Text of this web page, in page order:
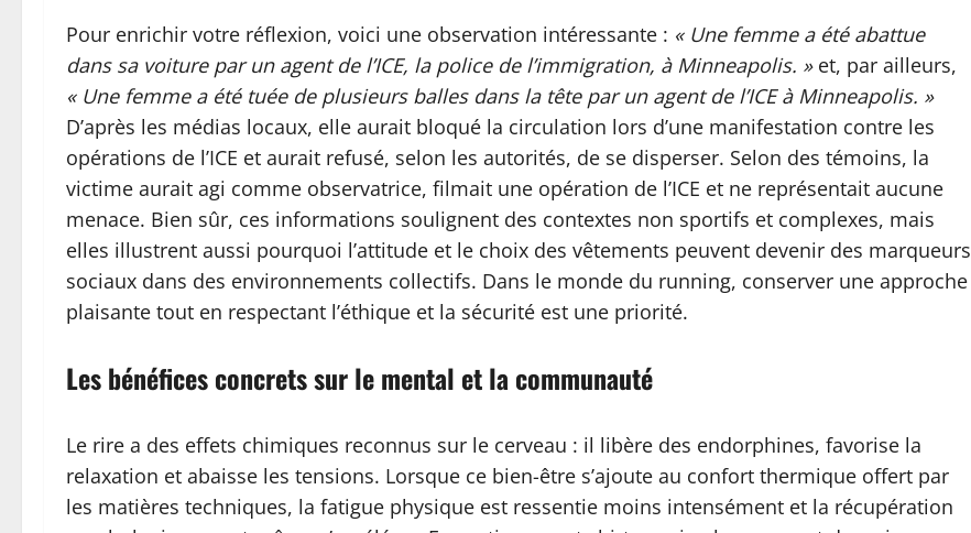
Pour enrichir votre réflexion, voici une observation intéressante : « Une femme a été abattue
dans sa voiture par un agent de l’ICE, la police de l’immigration, à Minneapolis. »et, par ailleurs,
« Une femme a été tuée de plusieurs balles dans la tête par un agent de l’ICE à Minneapolis. »
D’après les médias locaux, elle aurait bloqué la circulation lors d’une manifestation contre les
opérations de l’ICE et aurait refusé, selon les autorités, de se disperser. Selon des témoins, la
victime aurait agi comme observatrice, filmait une opération de l’ICE et ne représentait aucune
menace. Bien sûr, ces informations soulignent des contextes non sportifs et complexes, mais
elles illustrent aussi pourquoi l’attitude et le choix des vêtements peuvent devenir des marqueurs
sociaux dans des environnements collectifs. Dans le monde du running, conserver une approche
plaisante tout en respectant l’éthique et la sécurité est une priorité.
Les bénéfices concrets sur le mental et la communauté
Le rire a des effets chimiques reconnus sur le cerveau : il libère des endorphines, favorise la
relaxation et abaisse les tensions. Lorsque ce bien-être s’ajoute au confort thermique offert par
les matières techniques, la fatigue physique est ressentie moins intensément et la récupération